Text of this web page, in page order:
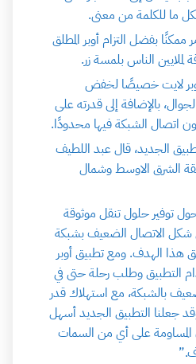
ما للكلمة من معنى.
بفضل التزام أوبر المطلق
لملايين الناس بلمسة زر.
لايت خصيصًا لخفض
بالإضافة إلى قدرته على
اتصال الشبكة فيها محدودًا.
الجديد، قال عبد اللطيف
الشرق الاوسط وشمال
توفير حلول تنقل موثوقة
ي شكل الاتصال الضعيف بشبكة
هذا الهدف. ومع تطبيق أوبر
التطبيق وطلب رحلة حتى في
بالشبكة، مع استهلاك قدر
جعلنا التطبيق الجديد أسهل
المساومة على أي من السمات